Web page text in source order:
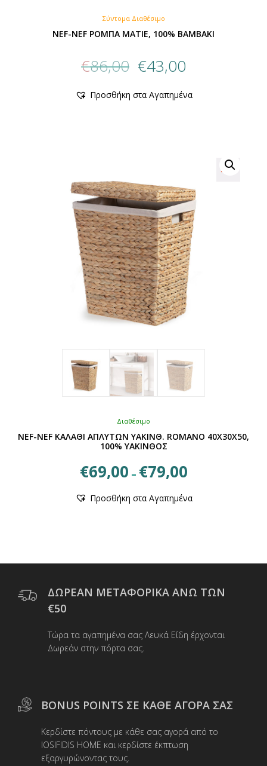
Σύντομα Διαθέσιμο
NEF-NEF ΡΟΜΠΑ ΜΑΤΙΕ, 100% BAMBAKI
€86,00
price
€86,00.
€43,00
είναι:
Προσθήκη στα Αγαπημένα
Διαθέσιμο
NEF-NEF ΚΑΛΑΘΙ ΑΠΛΥΤΩΝ ΥΑΚΙΝΘ. ROMANO 40Χ30Χ50,
100% ΥΑΚΙΝΘΟΣ
€69,00 – €79,00Price
€69,00
το
Οι
μπορούν
σελίδα
του
Προσθήκη στα Αγαπημένα
ΔΩΡΕΑΝ ΜΕΤΑΦΟΡΙΚΑ ΑΝΩ ΤΩΝ
€50
Τώρα τα αγαπημένα σας Λευκά Είδη έρχονται
Δωρεάν στην πόρτα σας.
BONUS POINTS ΣΕ ΚΑΘΕ ΑΓΟΡΑ ΣΑΣ
Κερδίστε πόντους με κάθε σας αγορά από το
IOSIFIDIS HOME και κερδίστε έκπτωση
εξαργυρώνοντας τους.